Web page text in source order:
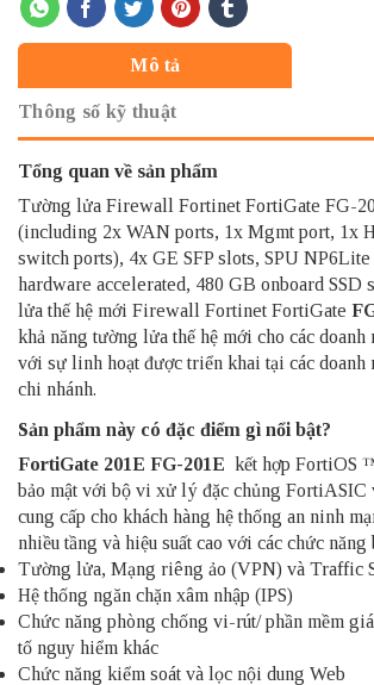
Mô tả
Thông số kỹ thuật
Tổng quan về sản phẩm
Tường lửa Firewall Fortinet FortiGate FG-
(including 2x WAN ports, 1x Mgmt port, 1x
switch ports), 4x GE SFP slots, SPU NP6Lite
hardware accelerated, 480 GB onboard SSD
lửa thế hệ mới Firewall Fortinet FortiGate
khả năng tường lửa thế hệ mới cho các
với sự linh hoạt được triển khai tại các doanh
chi nhánh.
Sản phẩm này có đặc điểm gì nổi bật?
FortiGate 201E FG-201E kết hợp FortiOS
bảo mật với bộ vi xử lý đặc chủng FortiASIC
cung cấp cho khách hàng hệ thống an ninh
nhiều tầng và hiệu suất cao với các chức năng
Tường lửa, Mạng riêng ảo (VPN) và Traffic
Hệ thống ngăn chặn xâm nhập (IPS)
Chức năng phòng chống vi-rút/ phần mềm
tố nguy hiểm khác
Chức năng kiểm soát và lọc nội dung Web